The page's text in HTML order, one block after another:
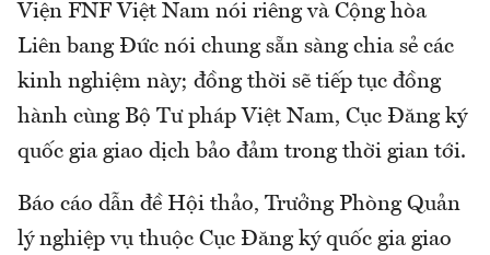
Viện FNF Việt Nam nói riêng và Cộng hòa
Liên bang Đức nói chung sẵn sàng chia sẻ các
kinh nghiệm này; đồng thời sẽ tiếp tục đồng
hành cùng Bộ Tư pháp Việt Nam, Cục Đăng ký
quốc gia giao dịch bảo đảm trong thời gian tới.
Báo cáo dẫn đề Hội thảo, Trưởng Phòng Quản
lý nghiệp vụ thuộc Cục Đăng ký quốc gia giao